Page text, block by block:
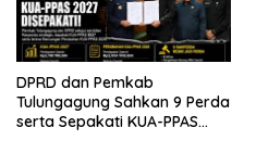
DPRD dan Pemkab
Tulungagung Sahkan 9 Perda
serta Sepakati KUA-PPAS